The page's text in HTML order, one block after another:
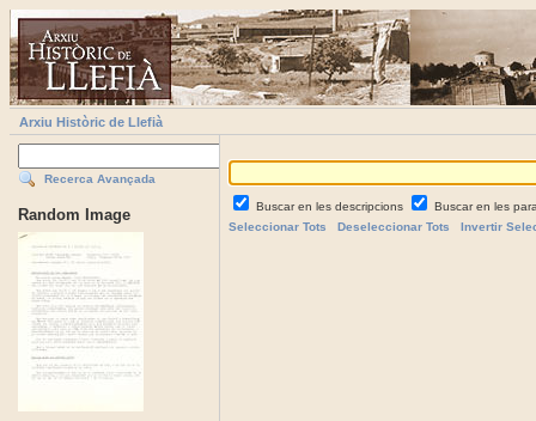
Arxiu Històric de Llefià
Recerca Avançada
Random Image Buscar en les descripcions
Buscar en les
Seleccionar Tots
Deseleccionar Tots Invertir